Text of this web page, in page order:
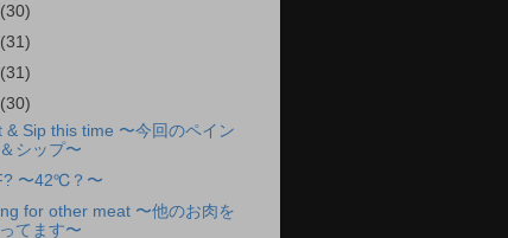
(30)
(31)
(31)
(30)
& Sip this time 〜今回のペイン
＆シップ〜
〜42℃？〜
for other meat 〜他のお肉を
てます〜